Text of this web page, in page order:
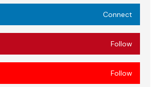
Connect
Follow
Follow